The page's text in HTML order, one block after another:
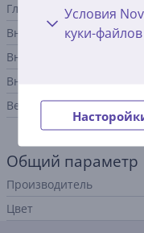
Условия
куки-файлов
Глубина
Внутренняя высота
Внутренняя ширина
Внутренняя глубина
Вес
Общий параметр
Производитель
Цвет